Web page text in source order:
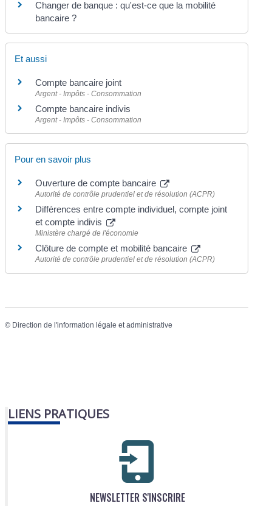
Changer de banque : qu'est-ce que la mobilité
bancaire ?
Et aussi
Compte bancaire joint
Argent - Impôts - Consommation
Compte bancaire indivis
Argent - Impôts - Consommation
Pour en savoir plus
Ouverture de compte bancaire
Autorité de contrôle prudentiel et de résolution (ACPR)
Différences entre compte individuel, compte joint
et compte indivis
Ministère chargé de l'économie
Clôture de compte et mobilité bancaire
Autorité de contrôle prudentiel et de résolution (ACPR)
© Direction de l'information légale et administrative
LIENS PRATIQUES
NEWSLETTER S'INSCRIRE